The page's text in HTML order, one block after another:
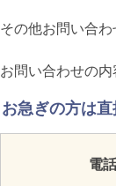
その他お問い合
お問い合わせの内
お急ぎの方は直
電話